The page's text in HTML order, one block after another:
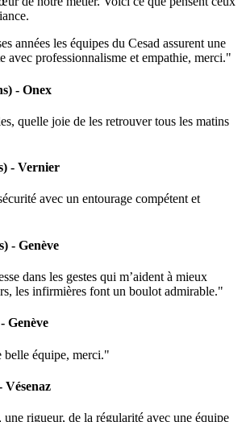
années les équipes du Cesad assurent une
avec professionnalisme et empathie, merci."
- Onex
quelle joie de les retrouver tous les matins
- Vernier
avec un entourage compétent et
- Genève
dans les gestes qui m’aident à mieux
les infirmières font un boulot admirable."
Genève
belle équipe, merci."
rigueur, de la régularité avec une équipe